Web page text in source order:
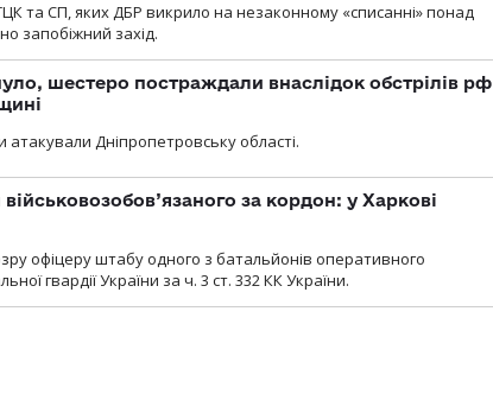
та СП, яких ДБР викрило на незаконному «списанні» понад
запобіжний захід.
шестеро постраждали внаслідок обстрілів рф
атакували Дніпропетровську області.
за кордон: у Харкові
офіцеру штабу одного з батальйонів оперативного
гвардії України за ч. 3 ст. 332 КК України.